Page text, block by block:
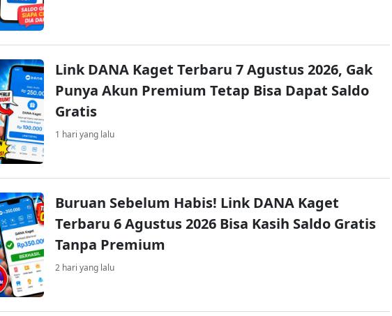
Link DANA Kaget Terbaru 7 Agustus 2026, Gak
Punya Akun Premium Tetap Bisa Dapat Saldo
Gratis
1 hari yang lalu
Buruan Sebelum Habis! Link DANA Kaget
Terbaru 6 Agustus 2026 Bisa Kasih Saldo Gratis
Tanpa Premium
2 hari yang lalu